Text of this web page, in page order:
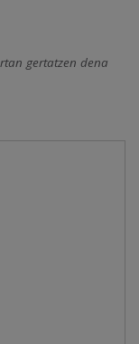
gertatzen dena